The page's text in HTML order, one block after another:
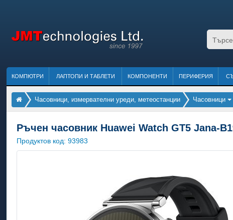
КОМПЮТРИ ЛАПТОПИ И ТАБЛЕТИ КОМПОНЕНТИ ПЕРИФЕРИЯ
Часовници, измервателни уреди, метеостанции Часовници
Ръчен часовник Huawei Watch GT5 Jana-
Продуктов код:93983